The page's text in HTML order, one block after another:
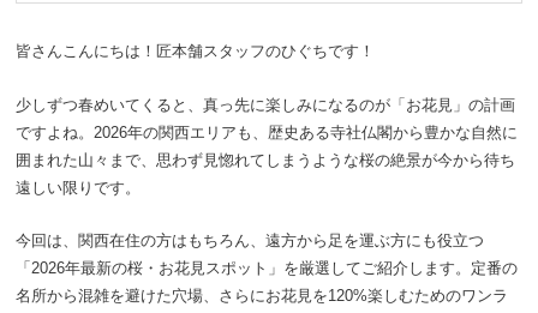
皆さんこんにちは！匠本舗スタッフのひぐちです！
少しずつ春めいてくると、真っ先に楽しみになるのが「お花見」の計画
ですよね。2026年の関西エリアも、歴史ある寺社仏閣から豊かな自然に
囲まれた山々まで、思わず見惚れてしまうような桜の絶景が今から待ち
遠しい限りです。
今回は、関西在住の方はもちろん、遠方から足を運ぶ方にも役立つ
「2026年最新の桜・お花見スポット」を厳選してご紹介します。定番の
名所から混雑を避けた穴場、さらにお花見を120%楽しむためのワンラ